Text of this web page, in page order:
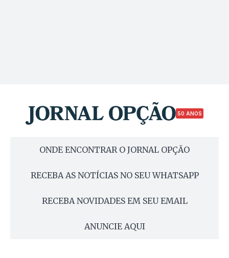
50 ANOS
ONDE ENCONTRAR O JORNAL OPÇÃO
RECEBA AS NOTÍCIAS NO SEU WHATSAPP
RECEBA NOVIDADES EM SEU EMAIL
ANUNCIE AQUI